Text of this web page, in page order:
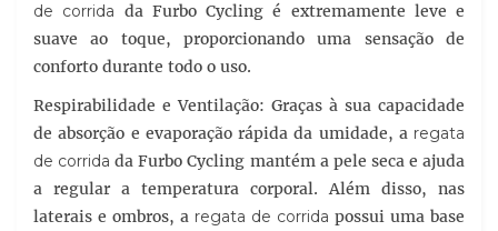
de corrida da Furbo Cycling é extremamente leve e
suave ao toque, proporcionando uma sensação de
conforto durante todo o uso.
Respirabilidade e Ventilação: Graças à sua capacidade
de absorção e evaporação rápida da umidade, a regata
de corrida da Furbo Cycling mantém a pele seca e ajuda
a regular a temperatura corporal. Além disso, nas
laterais e ombros, a regata de corrida possui uma base